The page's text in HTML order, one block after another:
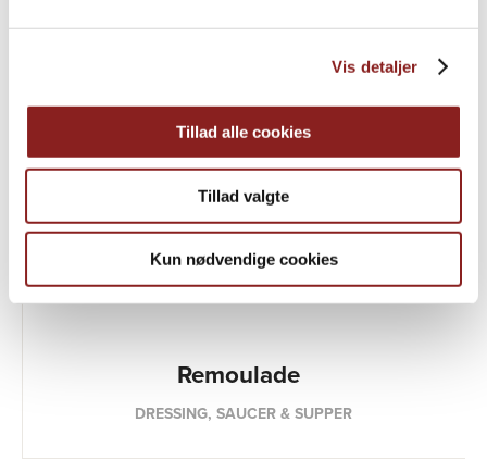
Vis detaljer
Tillad alle cookies
Tillad valgte
Kun nødvendige cookies
Remoulade
DRESSING, SAUCER & SUPPER